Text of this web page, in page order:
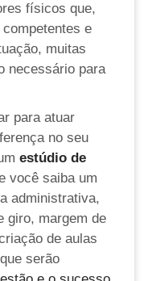
físicos que,
e
muitas
necessário para
para atuar
no seu
estúdio de
você saiba um
administrativa,
giro, margem de
de aulas
serão